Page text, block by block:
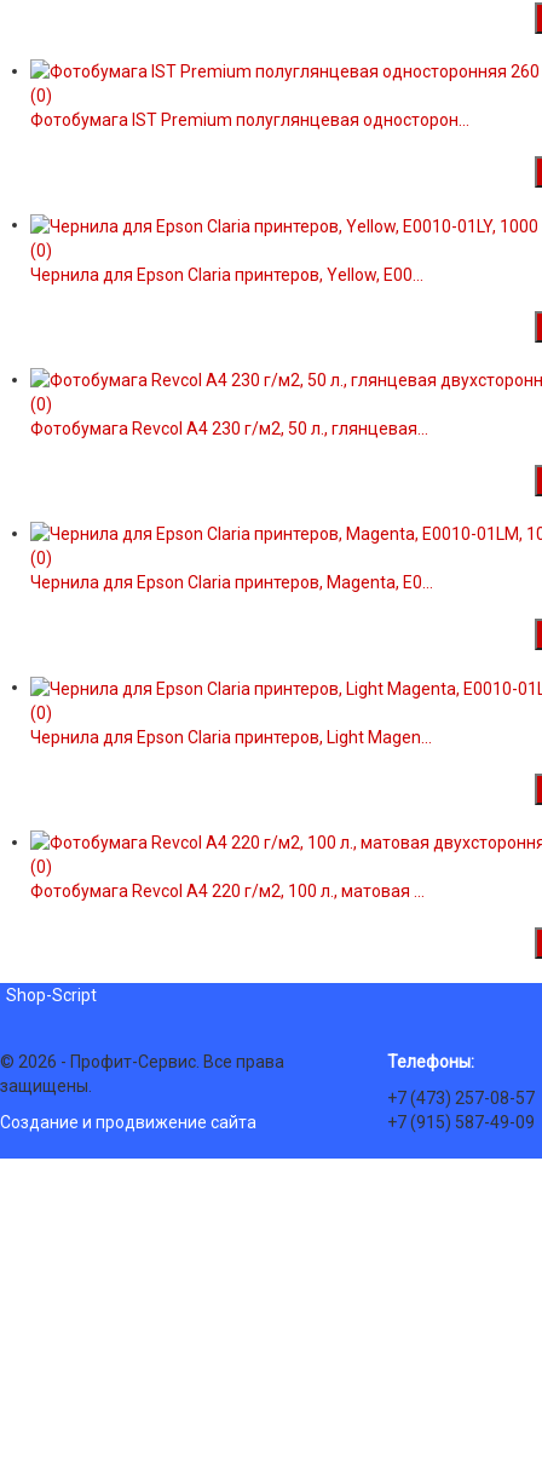
(0)
Фотобумага IST Premium полуглянцевая односторон...
(0)
Чернила для Epson Claria принтеров, Yellow, E00...
(0)
Фотобумага Revcol A4 230 г/м2, 50 л., глянцевая...
(0)
Чернила для Epson Claria принтеров, Magenta, E0...
(0)
Чернила для Epson Claria принтеров, Light Magen...
(0)
Фотобумага Revcol A4 220 г/м2, 100 л., матовая ...
Shop-Script
© 2026 - Профит-Сервис. Все права
защищены.
Создание и продвижение сайта
Телефоны:
+7 (473) 257-08-57
+7 (915) 587-49-09